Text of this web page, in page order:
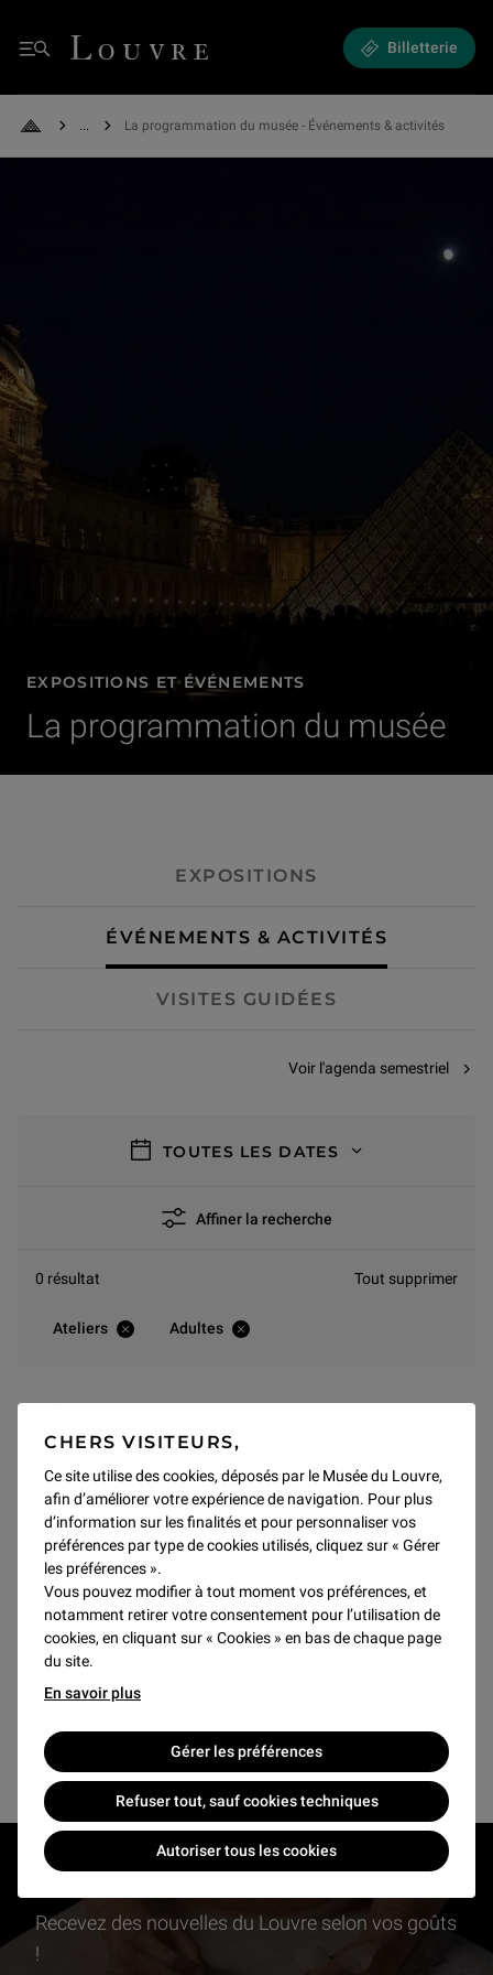
CHERS VISITEURS,
Ce site utilise des cookies, déposés par le Musée du Louvre,
afin d’améliorer votre expérience de navigation. Pour plus
d’information sur les finalités et pour personnaliser vos
préférences par type de cookies utilisés, cliquez sur « Gérer
les préférences ».
Vous pouvez modifier à tout moment vos préférences, et
notamment retirer votre consentement pour l’utilisation de
cookies, en cliquant sur « Cookies » en bas de chaque page
du site.
En savoir plus
Gérer les préférences
Refuser tout, sauf cookies techniques
Autoriser tous les cookies
Menu
Louvre - Retour à l'accueil Billetterie
Retour à l'accueil
See all breadcrumbs
La programmation du musée - Événements & activités
EXPOSITIONS ET ÉVÉNEMENTS
La programmation du musée
EXPOSITIONS
ÉVÉNEMENTS & ACTIVITÉS
VISITES GUIDÉES
Voir l'agenda semestriel
TOUTES LES DATES
Affiner la recherche
0 résultat Tout supprimer
Ateliers Adultes
AOÛT 2026
Pas de résultats pour ce mois
SEPTEMBRE 2026
Pas de résultats pour ce mois
RESTONS EN CONTACT
Recevez des nouvelles du Louvre selon vos goûts
!